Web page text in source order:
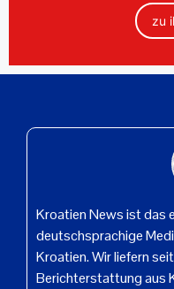
zu
Kroatien News ist das
deutschsprachige
Kroatien. Wir liefern
Berichterstattung aus